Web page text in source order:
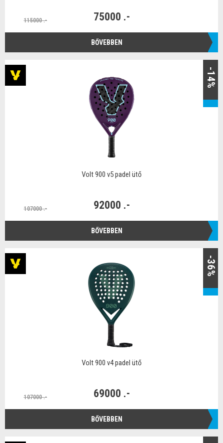
115000 .- 75000 .-
BŐVEBBEN
-14%
Volt 900 v5 padel ütő
107000 .- 92000 .-
BŐVEBBEN
-36%
Volt 900 v4 padel ütő
107000 .- 69000 .-
BŐVEBBEN